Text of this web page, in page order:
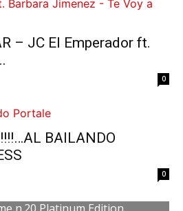
– JC El Emperador ft.
0
BAILANDO
0